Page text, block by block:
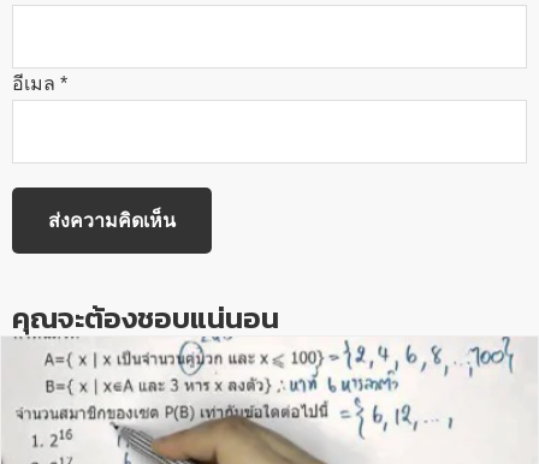
อีเมล *
คุณจะต้องชอบแน่นอน